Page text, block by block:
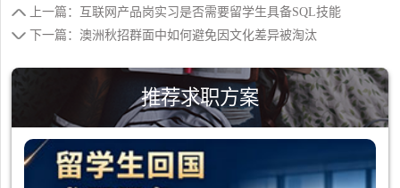
上一篇：互联网产品岗实习是否需要留学生具备SQL技能
下一篇：澳洲秋招群面中如何避免因文化差异被淘汰
推荐求职方案